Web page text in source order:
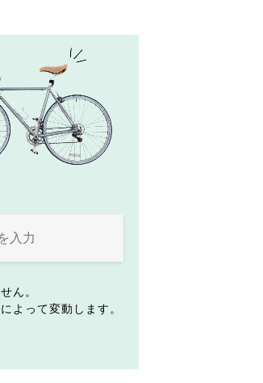
ん。
よって変動します。